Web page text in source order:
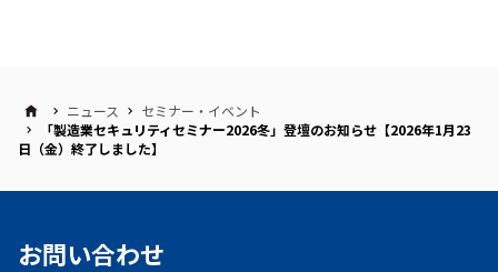
ニュース
セミナー・イベント
「製造業セキュリティセミナー2026冬」登壇のお知らせ【2026年1月23
日（金）終了しました】
お問い合わせ